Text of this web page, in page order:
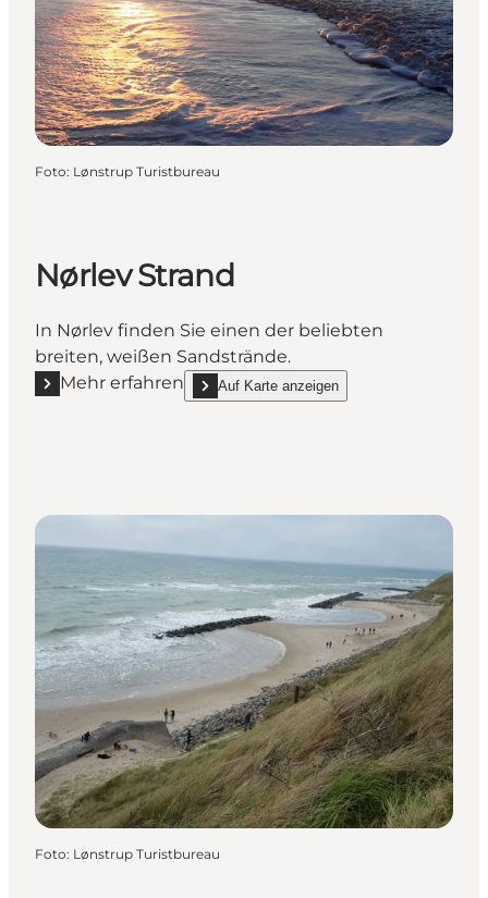
Foto: Lønstrup Turistbureau
Nørlev Strand
In Nørlev finden Sie einen der beliebten
breiten, weißen Sandstrände.
Mehr erfahren
Mehr erfahren "Nørlev Strand"
Auf Karte anzeigen
show Nørlev Strand on_map
Foto: Lønstrup Turistbureau